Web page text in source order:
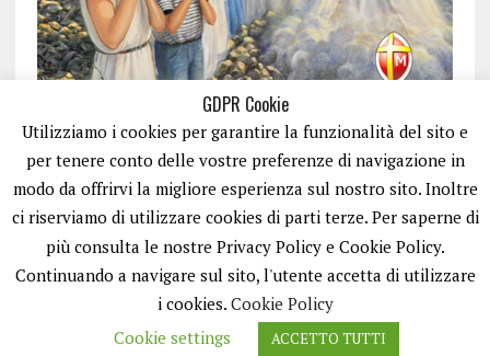
ISCRIVITI
GDPR Cookie
Utilizziamo i cookies per garantire la funzionalità del sito e
per tenere conto delle vostre preferenze di navigazione in
modo da offrirvi la migliore esperienza sul nostro sito. Inoltre
ci riserviamo di utilizzare cookies di parti terze. Per saperne di
più consulta le nostre Privacy Policy e Cookie Policy.
Continuando a navigare sul sito, l'utente accetta di utilizzare
i cookies. Cookie Policy
Cookie settings
ACCETTO TUTTI